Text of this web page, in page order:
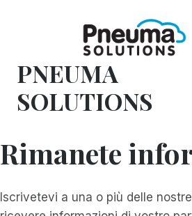
PNEUMA
SOLUTIONS
Rimanete
Iscrivetevi a una o più delle